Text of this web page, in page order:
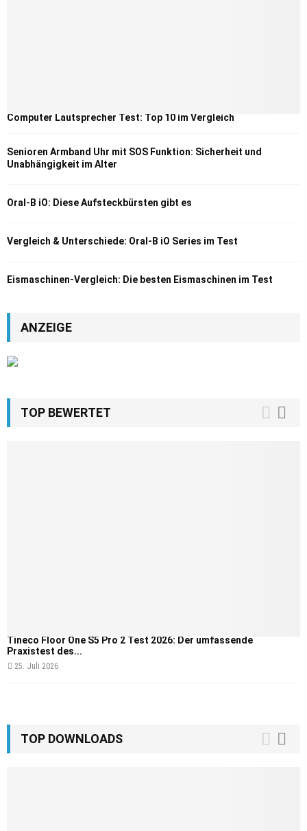
Computer Lautsprecher Test: Top 10 im Vergleich
Senioren Armband Uhr mit SOS Funktion: Sicherheit und
Unabhängigkeit im Alter
Oral-B iO: Diese Aufsteckbürsten gibt es
Vergleich & Unterschiede: Oral-B iO Series im Test
Eismaschinen-Vergleich: Die besten Eismaschinen im Test
ANZEIGE
TOP BEWERTET
Tineco Floor One S5 Pro 2 Test 2026: Der umfassende
Praxistest des...
25. Juli 2026
TOP DOWNLOADS